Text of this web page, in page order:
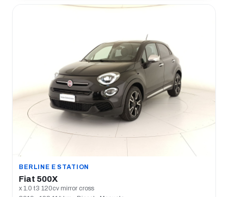
BERLINE E STATION
Fiat 500X
x 1.0 t3 120cv mirror cross